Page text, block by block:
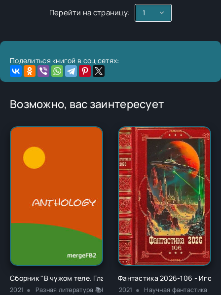
Перейти на страницу:
Поделиться книгой в соц сетях:
Возможно, вас заинтересует
Сборник "В чужом теле. Глава 1" - Ричард Карл Лаймон
2021 Разная литература 📚Классика
Фантастика 2026-106 -
2021 Научная фантастика